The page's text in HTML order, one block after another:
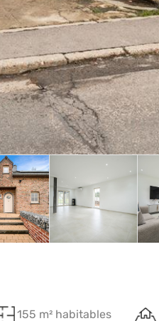
155 m² habitables